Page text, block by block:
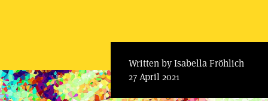
Written by Isabella Fröhlich
27 April 2021